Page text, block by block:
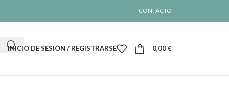
CONTACTO
INICIO DE SESIÓN / REGISTRARSE 0,00€